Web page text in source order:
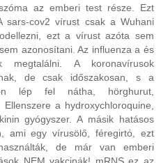
az emberi test része. Ezt
sars-cov2 vírust csak a Wuhani
ezt a vírust azóta sem
azonosítani. Az influenza a és
A koronavírusok
de csak időszakosan, s a
lép fel nátha, hörghurut,
a hydroxychloroquine,
gyógyszer. A másik hatásos
ami egy vírusölő, féregirtó, ezt
de már van emberi
NEM vakcinák! mRNS ez az